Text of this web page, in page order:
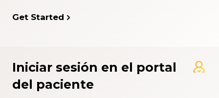
Get Started
Iniciar sesión en el portal
del paciente